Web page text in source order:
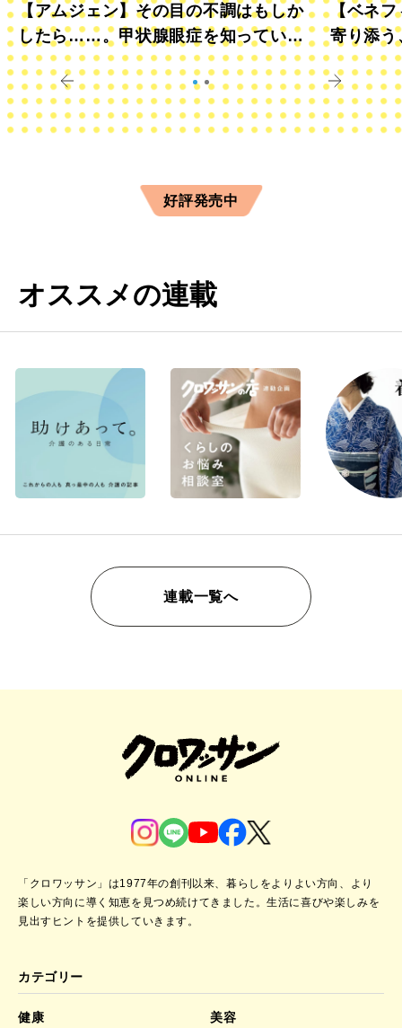
【アムジェン】その目の不調はもしか
したら……。甲状腺眼症を知っていま
すか？
【ベネフ
寄り添う
きに
好評発売中
オススメの連載
連載一覧へ
「クロワッサン」は1977年の創刊以来、暮らしをよりよい方向、より
楽しい方向に導く知恵を見つめ続けてきました。生活に喜びや楽しみを
見出すヒントを提供していきます。
カテゴリー
健康
美容